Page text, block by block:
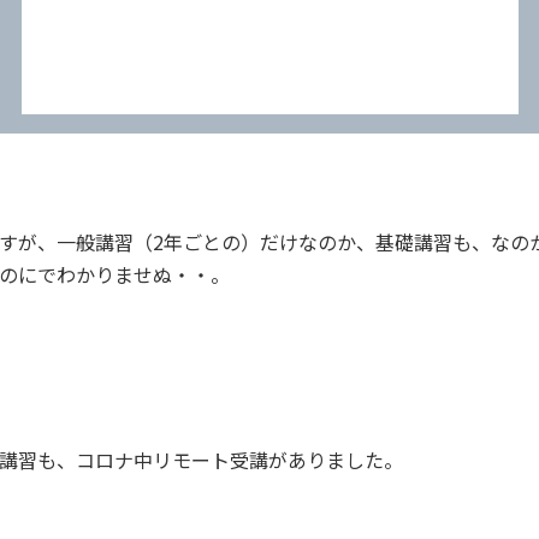
が、一般講習（2年ごとの）だけなのか、基礎講習も、なの
にでわかりませぬ・・。
習も、コロナ中リモート受講がありました。